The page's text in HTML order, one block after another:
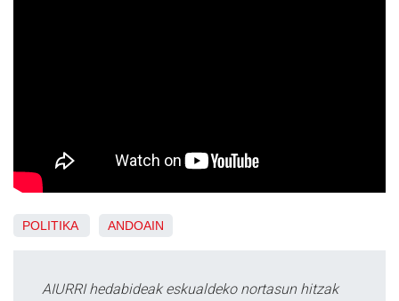
POLITIKA ANDOAIN
AIURRI hedabideak eskualdeko nortasun hitzak